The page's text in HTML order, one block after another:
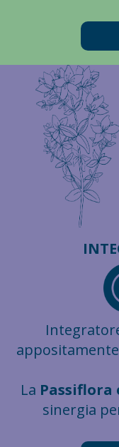
La Passiflora
sinergia